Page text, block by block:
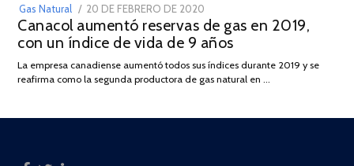
Gas Natural
POSTED
ON
20 DE FEBRERO DE 2020
DE
JULIO
2025
Canacol aumentó reservas de gas en 2019,
con un índice de vida de 9 años
La empresa canadiense aumentó todos sus índices durante 2019 y se
reafirma como la segunda productora de gas natural en …